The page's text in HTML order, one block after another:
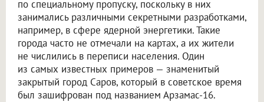
по специальному пропуску, поскольку в них
занимались различными секретными разработками,
например, в сфере ядерной энергетики. Такие
города часто не отмечали на картах, а их жители
не числились в переписи населения. Один
из самых известных примеров — знаменитый
закрытый город Саров, который в советское время
был зашифрован под названием Арзамас-16.